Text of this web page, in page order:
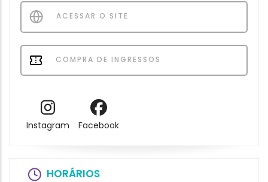
ACESSAR O SITE
COMPRA DE INGRESSOS
Instagram Facebook
HORÁRIOS